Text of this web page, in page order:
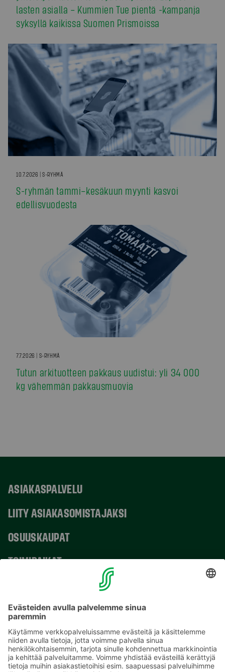
lasten asialla – Kummien Tue pientä -kampanja
syksyllä kaikissa Suomen Prismoissa
10.7.2026 | S-RYHMÄ
S-ryhmän tammi–kesäkuun myynti kasvoi
edellisvuodesta
7.7.2026 | S-RYHMÄ
Tutun arkituotteen pakkaus uudistui: yli 34 000
kg vähemmän pakkausmuovia
ASIAKASPALVELU
LIITY ASIAKASOMISTAJAKSI
OSUUSKAUPAT
TOIMIPAIKAT